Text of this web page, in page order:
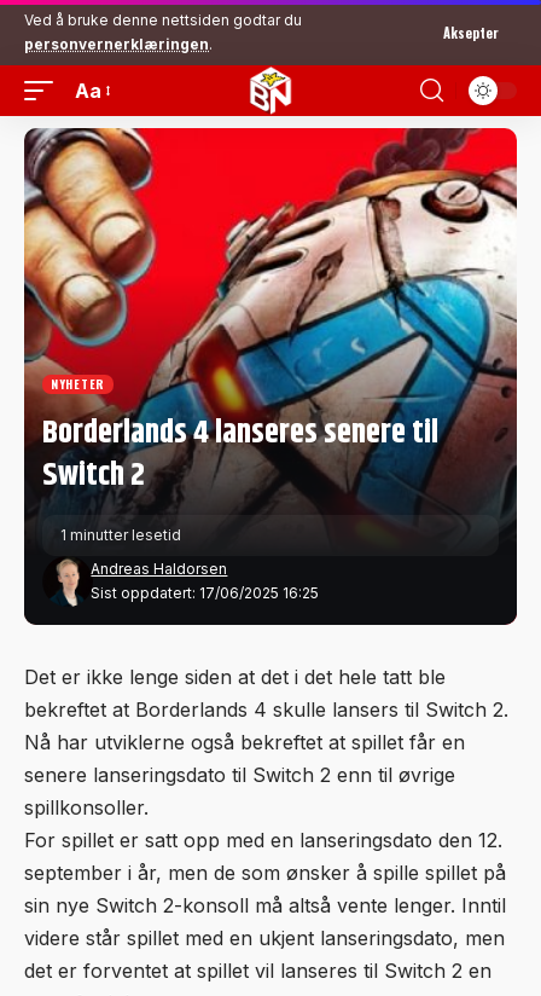
Ved å bruke denne nettsiden godtar du
personvernerklæringen.
Aksepter
Aa
NYHETER
Borderlands 4 lanseres senere til
Switch 2
Sist oppdatert: 17/06/2025 16:25
Andreas Haldorsen
1 minutter lesetid
Det er ikke lenge siden at det i det hele tatt ble
bekreftet at Borderlands 4 skulle lansers til Switch 2.
Nå har utviklerne også bekreftet at spillet får en
senere lanseringsdato til Switch 2 enn til øvrige
spillkonsoller.
For spillet er satt opp med en lanseringsdato den 12.
september i år, men de som ønsker å spille spillet på
sin nye Switch 2-konsoll må altså vente lenger. Inntil
videre står spillet med en ukjent lanseringsdato, men
det er forventet at spillet vil lanseres til Switch 2 en